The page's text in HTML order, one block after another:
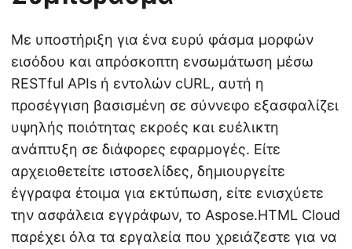
Με υποστήριξη για ένα ευρύ φάσμα μορφών
εισόδου και απρόσκοπτη ενσωμάτωση μέσω
RESTful APIs ή εντολών cURL, αυτή η
προσέγγιση βασισμένη σε σύννεφο εξασφαλίζει
υψηλής ποιότητας εκροές και ευέλικτη
ανάπτυξη σε διάφορες εφαρμογές. Είτε
αρχειοθετείτε ιστοσελίδες, δημιουργείτε
έγγραφα έτοιμα για εκτύπωση, είτε ενισχύετε
την ασφάλεια εγγράφων, το Aspose.HTML Cloud
παρέχει όλα τα εργαλεία που χρειάζεστε για να